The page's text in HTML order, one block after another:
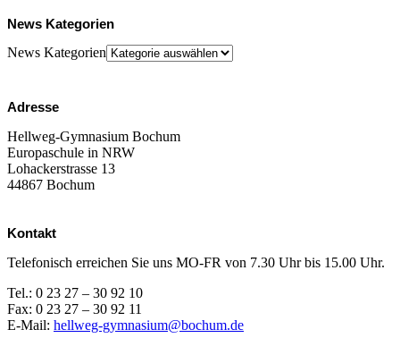
News Kategorien
News Kategorien
Adresse
Hellweg-Gymnasium Bochum
Europaschule in NRW
Lohackerstrasse 13
44867 Bochum
Kontakt
Telefonisch erreichen Sie uns MO-FR von 7.30 Uhr bis 15.00 Uhr.
Tel.: 0 23 27 – 30 92 10
Fax: 0 23 27 – 30 92 11
E-Mail: hellweg-gymnasium@bochum.de